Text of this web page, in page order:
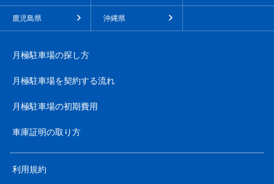
鹿児島県 沖縄県
月極駐車場の探し方
月極駐車場を契約する流れ
月極駐車場の初期費用
車庫証明の取り方
利用規約